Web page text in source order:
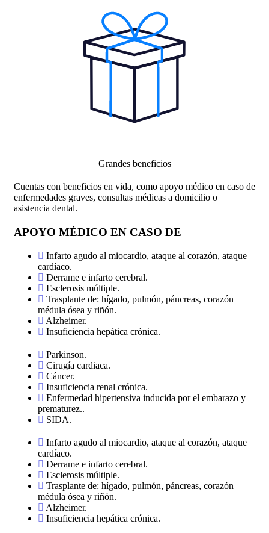
Grandes beneficios
Cuentas con beneficios en vida, como apoyo médico en caso de
enfermedades graves, consultas médicas a domicilio o
asistencia dental.
APOYO MÉDICO EN CASO DE
Infarto agudo al miocardio, ataque al corazón, ataque
cardíaco.
Derrame e infarto cerebral.
Esclerosis múltiple.
Trasplante de: hígado, pulmón, páncreas, corazón
médula ósea y riñón.
Alzheimer.
Insuficiencia hepática crónica.
Parkinson.
Cirugía cardiaca.
Cáncer.
Insuficiencia renal crónica.
Enfermedad hipertensiva inducida por el embarazo y
prematurez..
SIDA.
Infarto agudo al miocardio, ataque al corazón, ataque
cardíaco.
Derrame e infarto cerebral.
Esclerosis múltiple.
Trasplante de: hígado, pulmón, páncreas, corazón
médula ósea y riñón.
Alzheimer.
Insuficiencia hepática crónica.